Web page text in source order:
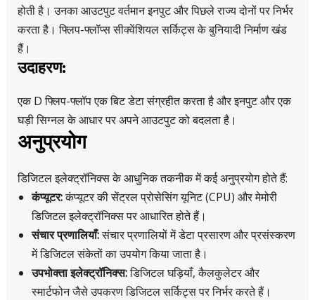
होती है। उनका आउटपुट वर्तमान इनपुट और पिछले राज्य दोनों पर निर्भर
करता है। फ्लिप-फ्लॉप्स सीक्वेंशियल सर्किट्स के बुनियादी निर्माण खंड
हैं।
उदाहरण:
एक D फ्लिप-फ्लॉप एक बिट डेटा संग्रहीत करता है और इनपुट और एक
घड़ी सिग्नल के आधार पर अपने आउटपुट को बदलता है।
अनुप्रयोग
डिजिटल इलेक्ट्रॉनिक्स के आधुनिक तकनीक में कई अनुप्रयोग होते हैं:
कंप्यूटर:कंप्यूटर की सेंट्रल प्रोसेसिंग यूनिट (CPU) और मेमोरी
डिजिटल इलेक्ट्रॉनिक्स पर आधारित होते हैं।
संचार प्रणालियाँ:संचार प्रणालियों में डेटा प्रसारण और प्रसंस्करण
में डिजिटल संकेतों का उपयोग किया जाता है।
उपभोक्ता इलेक्ट्रॉनिक्स:डिजिटल घड़ियाँ, कैलकुलेटर और
स्मार्टफोन जैसे उपकरण डिजिटल सर्किट्स पर निर्भर करते हैं।